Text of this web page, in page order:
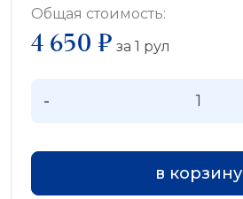
Общая стоимость:
4 650 ₽ за 1 рул
-
в корзину